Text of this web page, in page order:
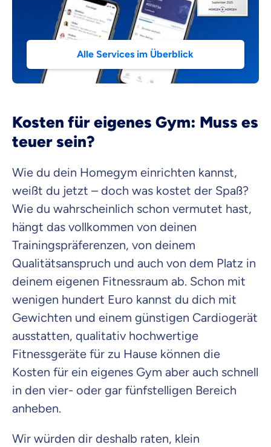
Alle Services im Überblick
Kosten für eigenes Gym: Muss es
teuer sein?
Wie du dein Homegym einrichten kannst,
weißt du jetzt – doch was kostet der Spaß?
Wie du wahrscheinlich schon vermutet hast,
hängt das vollkommen von deinen
Trainingspräferenzen, von deinem
Qualitätsanspruch und auch von dem Platz in
deinem eigenen Fitnessraum ab. Schon mit
wenigen hundert Euro kannst du dich mit
Gewichten und einem günstigen Cardiogerät
ausstatten, qualitativ hochwertige
Fitnessgeräte für zu Hause können die
Kosten für ein eigenes Gym aber auch schnell
in den vier- oder gar fünfstelligen Bereich
anheben.
Wir würden dir deshalb raten, klein